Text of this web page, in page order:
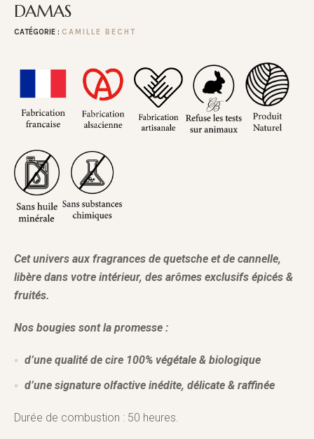
DAMAS
CATÉGORIE : CAMILLE BECHT
Cet univers aux fragrances de quetsche et de cannelle,
libère dans votre intérieur, des arômes exclusifs épicés &
fruités.
Nos bougies sont la promesse :
d’une qualité de cire 100% végétale & biologique
d’une signature olfactive inédite, délicate & raffinée
Durée de combustion : 50 heures.